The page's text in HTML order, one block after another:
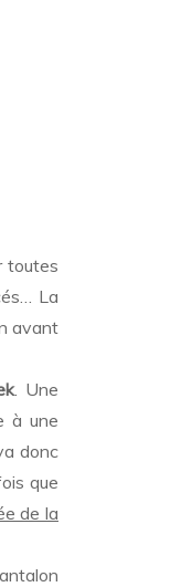
toutes
La
avant
. Une
à une
donc
que
de la